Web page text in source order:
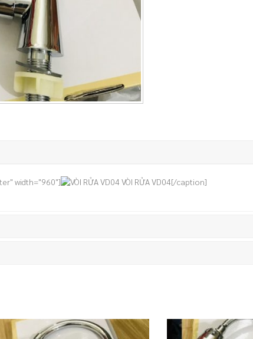
width="960"] VÒI RỬA VD04[/caption]